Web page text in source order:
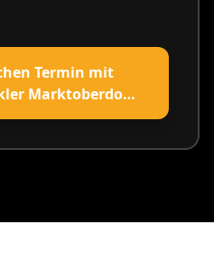
Termin mit
Marktoberdorf